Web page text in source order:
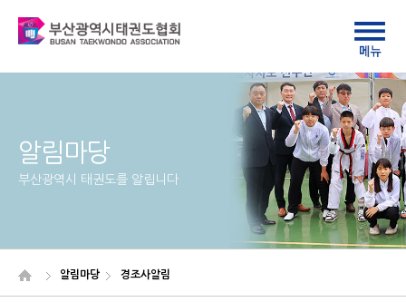
알림마당
부산광역시 태권도를 알립니다
알림마당 경조사알림